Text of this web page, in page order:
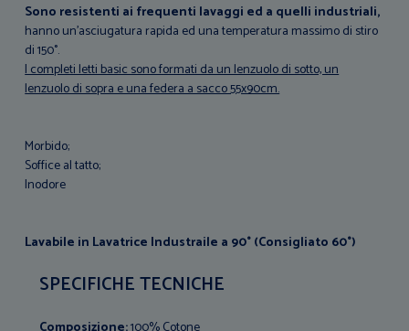
Sono resistenti ai frequenti lavaggi ed a quelli industriali,
hanno un’asciugatura rapida ed una temperatura massimo di stiro
di 150°.
I completi letti basic sono formati da un lenzuolo di sotto, un
lenzuolo di sopra e una federa a sacco 55x90cm.
Morbido;
Soffice al tatto;
Inodore
Lavabile in Lavatrice Industraile a 90° (Consigliato 60°)
SPECIFICHE TECNICHE